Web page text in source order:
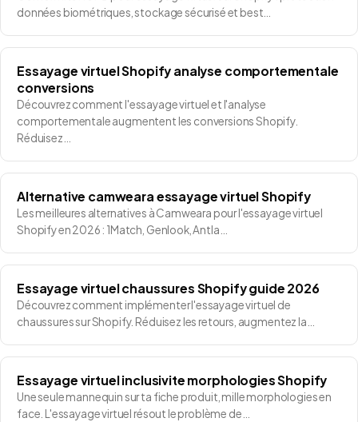
données biométriques, stockage sécurisé et best…
Essayage virtuel Shopify analyse comportementale
conversions
Découvrez comment l'essayage virtuel et l'analyse
comportementale augmentent les conversions Shopify.
Réduisez…
Alternative camweara essayage virtuel Shopify
Les meilleures alternatives à Camweara pour l'essayage virtuel
Shopify en 2026 : 1Match, Genlook, Antla…
Essayage virtuel chaussures Shopify guide 2026
Découvrez comment implémenter l'essayage virtuel de
chaussures sur Shopify. Réduisez les retours, augmentez la…
Essayage virtuel inclusivite morphologies Shopify
Une seule mannequin sur ta fiche produit, mille morphologies en
face. L'essayage virtuel résout le problème de…